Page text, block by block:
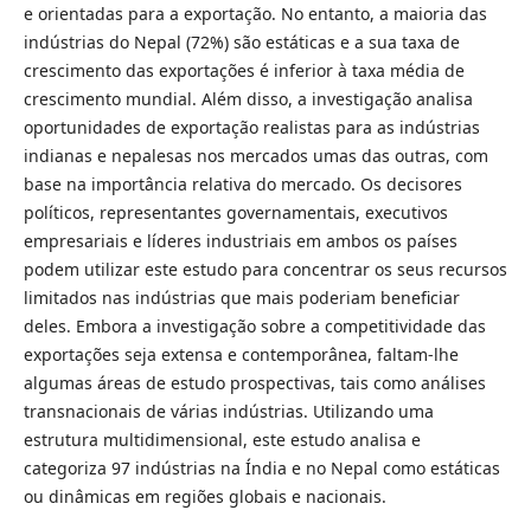
e orientadas para a exportação. No entanto, a maioria das
indústrias do Nepal (72%) são estáticas e a sua taxa de
crescimento das exportações é inferior à taxa média de
crescimento mundial. Além disso, a investigação analisa
oportunidades de exportação realistas para as indústrias
indianas e nepalesas nos mercados umas das outras, com
base na importância relativa do mercado. Os decisores
políticos, representantes governamentais, executivos
empresariais e líderes industriais em ambos os países
podem utilizar este estudo para concentrar os seus recursos
limitados nas indústrias que mais poderiam beneficiar
deles. Embora a investigação sobre a competitividade das
exportações seja extensa e contemporânea, faltam-lhe
algumas áreas de estudo prospectivas, tais como análises
transnacionais de várias indústrias. Utilizando uma
estrutura multidimensional, este estudo analisa e
categoriza 97 indústrias na Índia e no Nepal como estáticas
ou dinâmicas em regiões globais e nacionais.